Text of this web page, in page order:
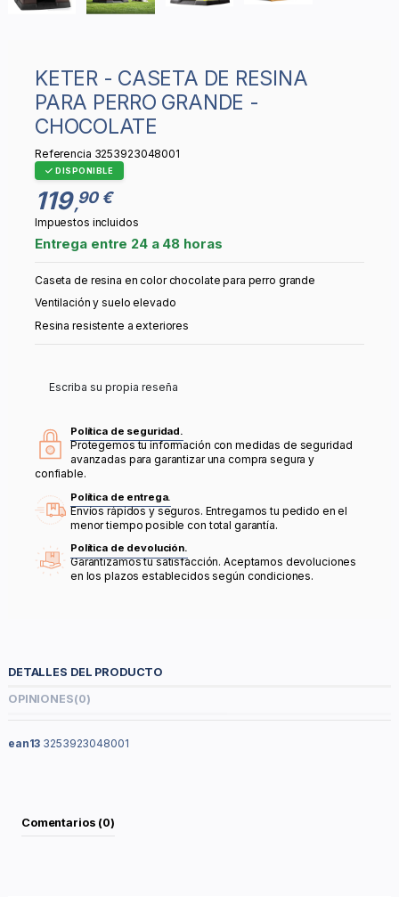
KETER - CASETA DE RESINA
PARA PERRO GRANDE -
CHOCOLATE
Referencia 3253923048001
DISPONIBLE
119,90 €
Impuestos incluidos
Entrega entre 24 a 48 horas
Caseta de resina en color chocolate para perro grande
Ventilación y suelo elevado
Resina resistente a exteriores
Escriba su propia reseña
Política de seguridad.
Protegemos tu información con medidas de seguridad
avanzadas para garantizar una compra segura y
confiable.
Política de entrega.
Envíos rápidos y seguros. Entregamos tu pedido en el
menor tiempo posible con total garantía.
Política de devolución.
Garantizamos tu satisfacción. Aceptamos devoluciones
en los plazos establecidos según condiciones.
DETALLES DEL PRODUCTO
OPINIONES(0)
ean13 3253923048001
Comentarios (0)